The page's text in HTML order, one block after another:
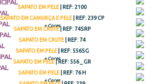
SAPATO EM PELE
| REF: 2100
SAPATO EM CAMURÇA E PELE | REF: 239 CP
+ Cores
SAPATO EM CRUTE| REF: 74SRP
SAPATO EM CRUTE
| REF: 74
SAPATO EM PELE
| REF: 556SG
+ Cores
SAPATO EM PELE | REF: 556 _ GR
SAPATO EM PELE | REF: 76 H
+ Cores